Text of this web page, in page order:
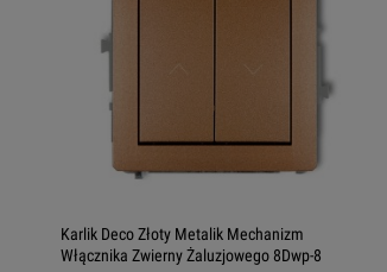
Karlik Deco Złoty Metalik Mechanizm
Włącznika Zwierny Żaluzjowego 8Dwp-8